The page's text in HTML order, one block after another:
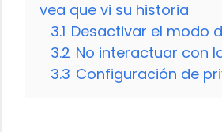
vea que vi su historia
3.1 Desactivar el modo
3.2 No interactuar con
3.3 Configuración de